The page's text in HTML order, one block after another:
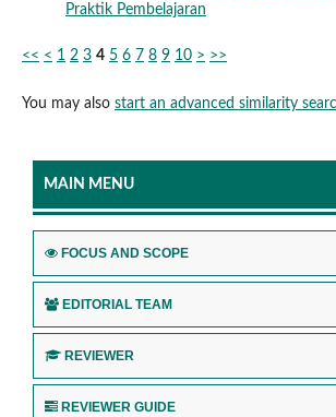
Praktik Pembelajaran
<< < 1 2 3 4 5 6 7 8 9 10 > >>
You may also start an advanced similarity
MAIN MENU
FOCUS AND SCOPE
EDITORIAL TEAM
REVIEWER
REVIEWER GUIDE